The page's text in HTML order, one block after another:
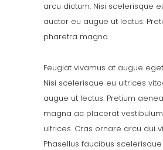
arcu dictum. Nisi scelerisque
auctor eu augue ut lectus.
pharetra magna.
Feugiat vivamus at augue
Nisi scelerisque eu ultrices
augue ut lectus. Pretium
magna ac placerat
ultrices. Cras ornare arcu dui
Phasellus faucibus